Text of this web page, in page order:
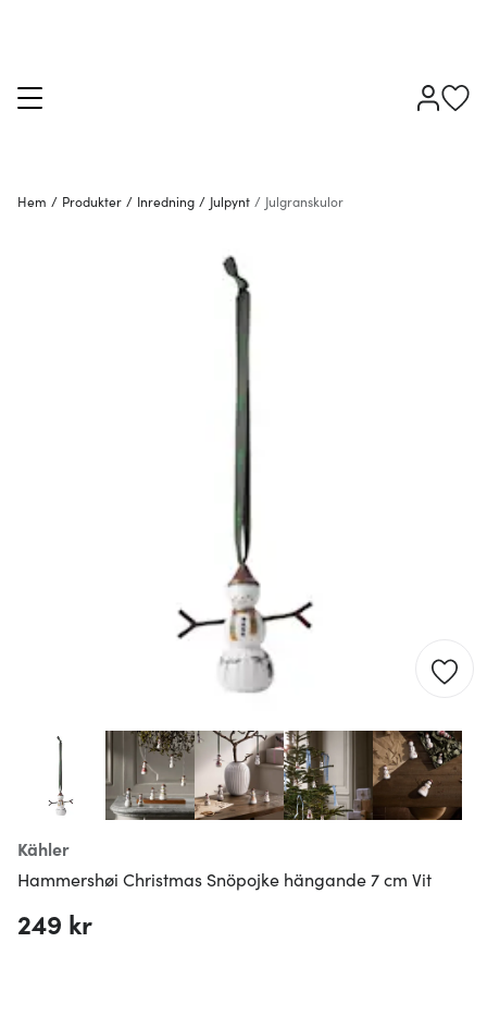
Hem / Produkter / Inredning / Julpynt / Julgranskulor
Kähler
Hammershøi Christmas Snöpojke hängande 7 cm Vit
249 kr